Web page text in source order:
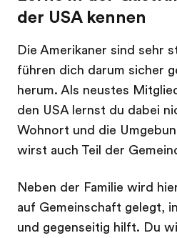
der USA kennen
Die Amerikaner sind sehr
führen dich darum sicher
herum. Als neustes
den USA lernst du dabei
Wohnort und die
wirst auch Teil der
Neben der Familie wird
auf Gemeinschaft gelegt,
und gegenseitig hilft. Du